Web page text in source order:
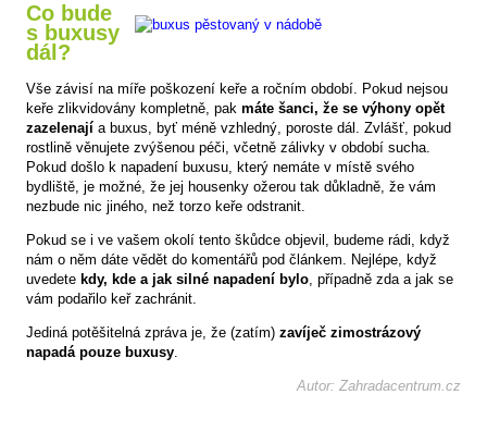
Co bude
s buxusy
dál?
Vše závisí na míře poškození keře a ročním období. Pokud nejsou
keře zlikvidovány kompletně, pak máte šanci, že se výhony opět
zazelenají a buxus, byť méně vzhledný, poroste dál. Zvlášť, pokud
rostlině věnujete zvýšenou péči, včetně zálivky v období sucha.
Pokud došlo k napadení buxusu, který nemáte v místě svého
bydliště, je možné, že jej housenky ožerou tak důkladně, že vám
nezbude nic jiného, než torzo keře odstranit.
Pokud se i ve vašem okolí tento škůdce objevil, budeme rádi, když
nám o něm dáte vědět do komentářů pod článkem. Nejlépe, když
uvedete kdy, kde a jak silné napadení bylo, případně zda a jak se
vám podařilo keř zachránit.
Jediná potěšitelná zpráva je, že (zatím) zavíječ zimostrázový
napadá pouze buxusy.
Autor: Zahradacentrum.cz